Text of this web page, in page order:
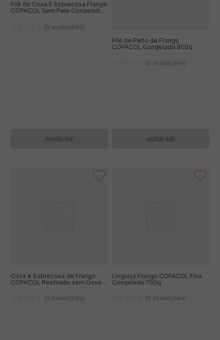
Filé de Coxa E Sobrecoxa Frango
COPACOL Sem Pele Congelado
(0 avaliações)
AVISE-ME
Filé de Peito de Frango
COPACOL Congelado 800g
(0 avaliações)
AVISE-ME
Coxa e Sobrecoxa de Frango
COPACOL Resfriado sem Osso e
(0 avaliações)
Linguiça Frango COPACOL Fina
Congelada 700g
(0 avaliações)